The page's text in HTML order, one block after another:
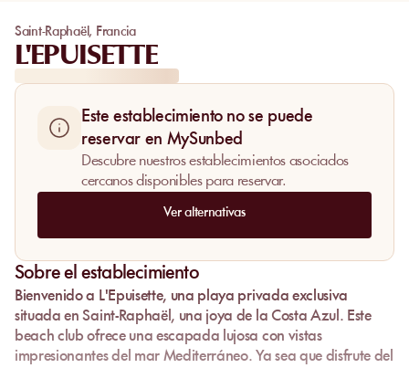
Saint-Raphaël, Francia
L'EPUISETTE
Este establecimiento no se puede
reservar en MySunbed
Descubre nuestros establecimientos asociados
cercanos disponibles para reservar.
Ver alternativas
Sobre el establecimiento
Bienvenido a L'Epuisette, una playa privada exclusiva
situada enSaint-Raphaël , una joya de la Costa Azul . Este
beach club ofrece una escapada lujosa con vistas
impresionantes del mar Mediterráneo. Ya sea que disfrute del